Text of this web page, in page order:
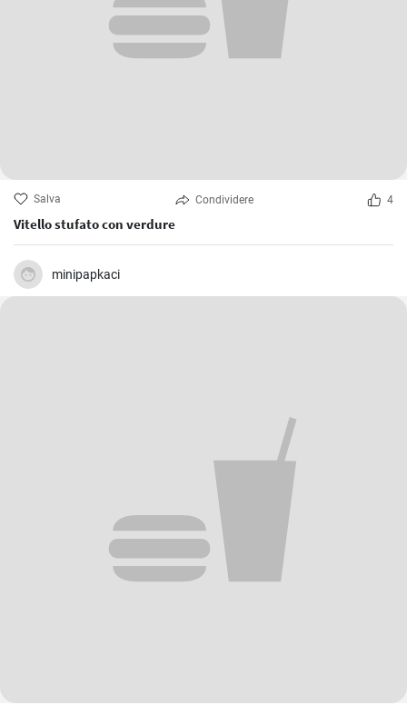
Salva Condividere 4
Vitello stufato con verdure
minipapkaci